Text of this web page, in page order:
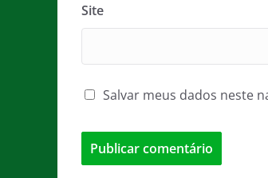
Site
Salvar meus dados neste